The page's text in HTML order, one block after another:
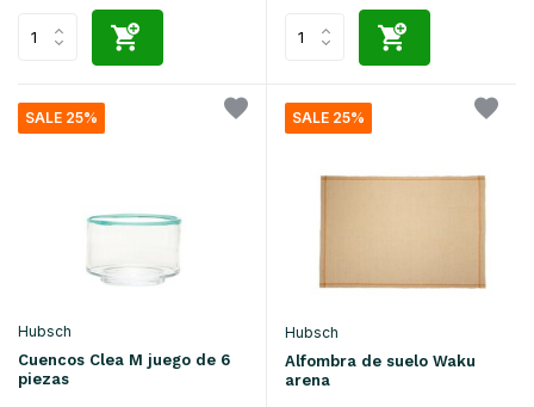
SALE 25%
Hubsch
Cuencos Clea M juego de 6
piezas
SALE 25%
Hubsch
Alfombra de suelo Waku
arena